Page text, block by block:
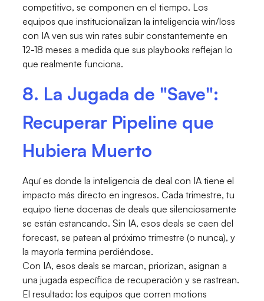
competitivo, se componen en el tiempo. Los
equipos que institucionalizan la inteligencia win/loss
con IA ven sus win rates subir constantemente en
12-18 meses a medida que sus playbooks reflejan lo
que realmente funciona.
8. La Jugada de "Save":
Recuperar Pipeline que
Hubiera Muerto
Aquí es donde la inteligencia de deal con IA tiene el
impacto más directo en ingresos. Cada trimestre, tu
equipo tiene docenas de deals que silenciosamente
se están estancando. Sin IA, esos deals se caen del
forecast, se patean al próximo trimestre (o nunca), y
la mayoría termina perdiéndose.
Con IA, esos deals se marcan, priorizan, asignan a
una jugada específica de recuperación y se rastrean.
El resultado: los equipos que corren motions